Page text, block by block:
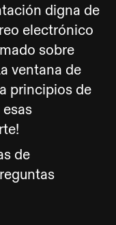
digna de
electrónico
sobre
ventana de
principios de
de